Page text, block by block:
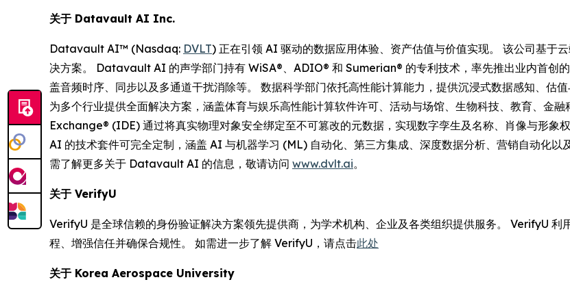
关于 Datavault AI Inc.
Datavault AI™ (Nasdaq: DVLT) 正在引领 AI 驱动的数据应用体验、资产估值与价值实现。 该公司基于
决方案。 Datavault AI 的声学部门持有 WiSA®、ADIO® 和 Sumerian® 的专利技术，率先推出业内首创
盖音频时序、同步以及多通道干扰消除等。 数据科学部门依托高性能计算能力，提供沉浸式数据感知、
为多个行业提供全面解决方案，涵盖体育与娱乐高性能计算软件许可、活动与场馆、生物科技、教育、
Exchange® (IDE) 通过将真实物理对象安全绑定至不可篡改的元数据，实现数字孪生及名称、肖像与形
AI 的技术套件可完全定制，涵盖 AI 与机器学习 (ML) 自动化、第三方集成、深度数据分析、营销自动化以
需了解更多关于 Datavault AI 的信息，敬请访问 www.dvlt.ai。
关于 VerifyU
VerifyU 是全球信赖的身份验证解决方案领先提供商，为学术机构、企业及各类组织提供服务。 VerifyU
程、增强信任并确保合规性。 如需进一步了解 VerifyU，请点击此处
关于 Korea Aerospace University